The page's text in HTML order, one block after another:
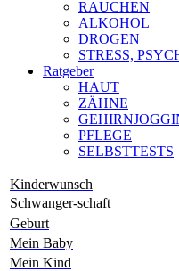
RAUCHEN
ALKOHOL
DROGEN
STRESS,
Ratgeber
HAUT
ZÄHNE
PFLEGE
SELBSTTESTS
Kinderwunsch
Schwanger-schaft
Geburt
Mein Baby
Mein Kind